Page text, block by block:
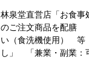
林泉堂直営店「お食
のご注文商品を配
い（食洗機使用）
し」 「兼業・副業